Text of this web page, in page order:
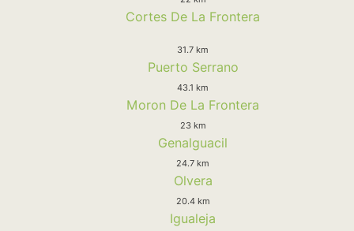
Cortes De La Frontera
31.7 km
Puerto Serrano
43.1 km
Moron De La Frontera
23 km
Genalguacil
24.7 km
Olvera
20.4 km
Igualeja